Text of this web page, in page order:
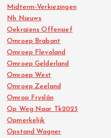
Midterm-Verkiezingen
Nh Nieuws
Oekraïens Offensief
Omroep Brabant
Omroep Flevoland
Omroep Gelderland
Omroep West
Omroep Zeeland
Omrop Fryslân
Op Weg Naar Tk2023
Opmerkelijk
Opstand Wagner